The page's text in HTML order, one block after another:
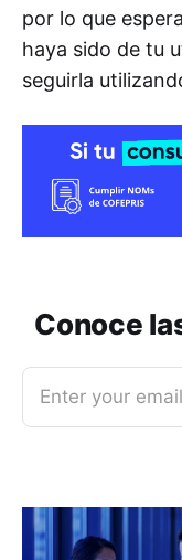
por lo que
haya sido de tu
seguirla
Conoce
Enter your email